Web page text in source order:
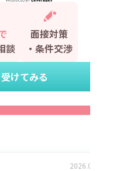
談
面接対策
・条件交渉
けてみる
2026.08.06